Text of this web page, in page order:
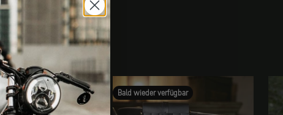
Bald wieder verfügbar